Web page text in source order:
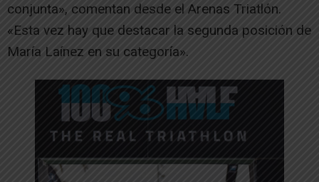
conjunta», comentan desde el Arenas Triatlón.
«Esta vez hay que destacar la segunda posición de
María Laínez en su categoría».